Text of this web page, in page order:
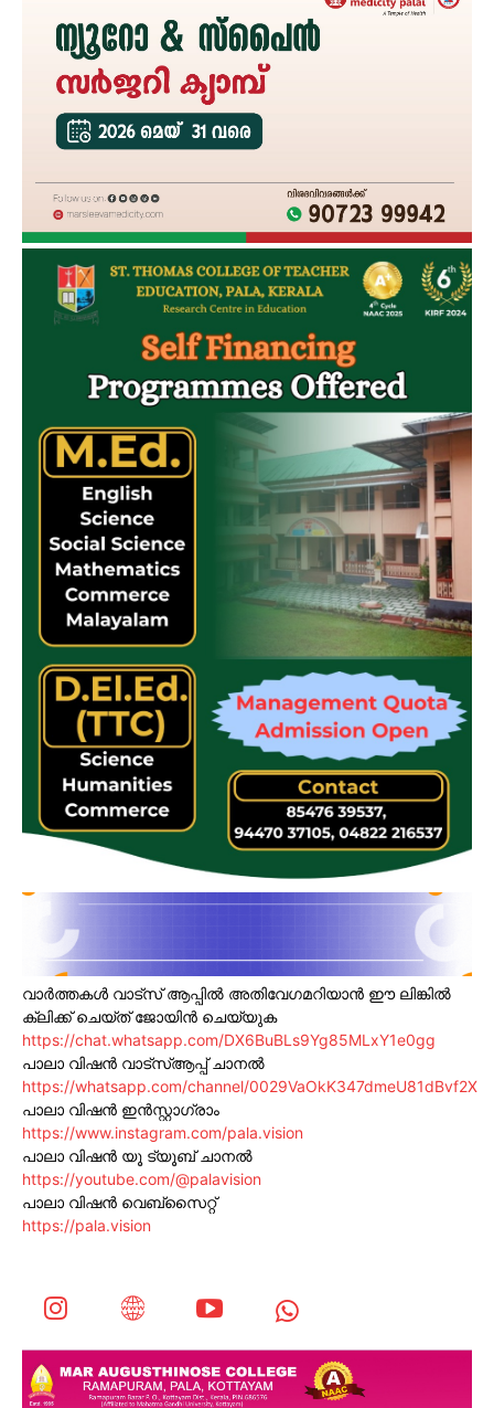
വാർത്തകൾ വാട്സ് ആപ്പിൽ അതിവേഗമറിയാൻ ഈ ലിങ്കിൽ
ക്ലിക്ക് ചെയ്ത് ജോയിൻ ചെയ്യുക
https://chat.whatsapp.com/DX6BuBLs9Yg85MLxY1e0gg
പാലാ വിഷൻ വാട്സ്ആപ്പ് ചാനൽ
https://whatsapp.com/channel/0029VaOkK347dmeU81dBvf2X
പാലാ വിഷൻ ഇൻസ്റ്റാഗ്രാം
https://www.instagram.com/pala.vision
പാലാ വിഷൻ യൂ ട്യൂബ് ചാനൽ
https://youtube.com/@palavision
പാലാ വിഷൻ വെബ്സൈറ്റ്
https://pala.vision